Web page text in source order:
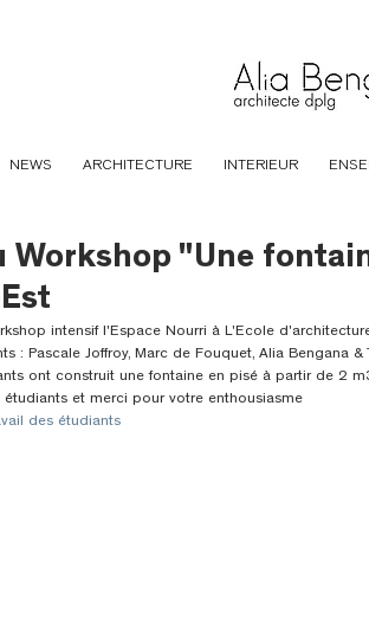
NEWS ARCHITECTURE INTERIEUR
Workshop "Une
intensif l'Espace Nourri à L'Ecole
: Pascale Joffroy, Marc de Fouquet, Alia Bengana
ont construit une fontaine en pisé à partir de 2
étudiants et merci pour votre enthousiasme
des étudiants